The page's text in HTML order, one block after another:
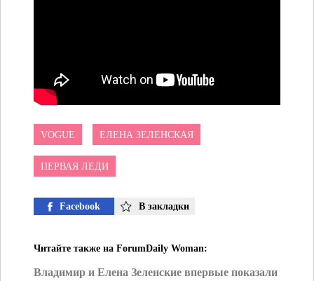
VOGUE ЕЛЕНА ЗЕЛЕНСКАЯ
ПЕРВАЯ ЛЕДИ
Facebook В закладки
Читайте также на ForumDaily Woman:
Владимир и Елена Зеленские впервые показали